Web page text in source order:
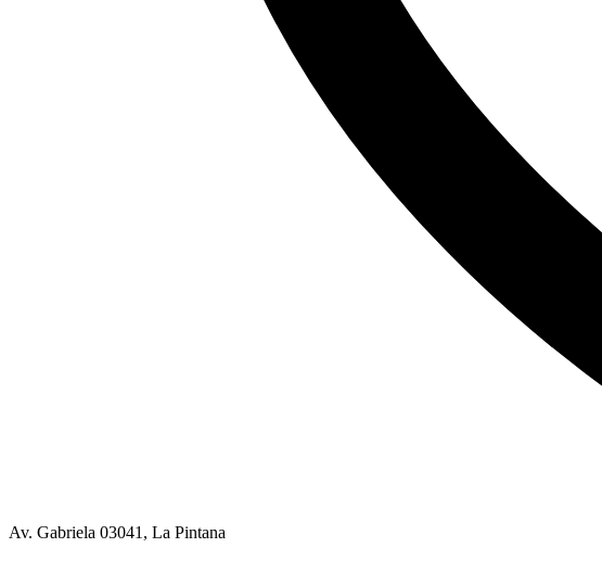
Av. Gabriela 03041, La Pintana